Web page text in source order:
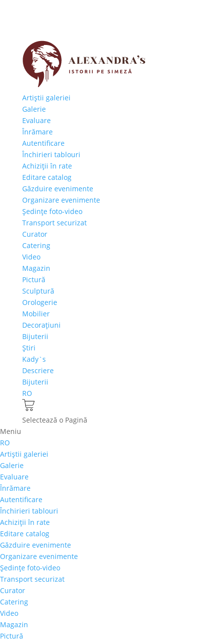
Artiştii galeriei
Galerie
Evaluare
Înrămare
Autentificare
Închirieri tablouri
Achiziţii în rate
Editare catalog
Găzduire evenimente
Organizare evenimente
Şedinţe foto-video
Transport securizat
Curator
Catering
Video
Magazin
Pictură
Sculptură
Orologerie
Mobilier
Decoraţiuni
Bijuterii
Ştiri
Kady`s
Descriere
Bijuterii
RO
Selectează o Pagină
Meniu
RO
Artiştii galeriei
Galerie
Evaluare
Înrămare
Autentificare
Închirieri tablouri
Achiziţii în rate
Editare catalog
Găzduire evenimente
Organizare evenimente
Şedinţe foto-video
Transport securizat
Curator
Catering
Video
Magazin
Pictură